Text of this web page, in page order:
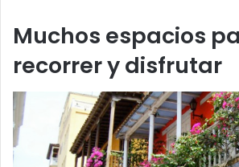
Muchos espacios
recorrer y disfrutar